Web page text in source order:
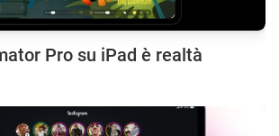
Pro su iPad è realtà